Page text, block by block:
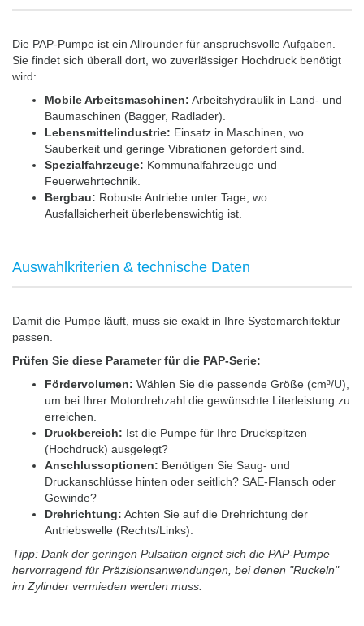
Die PAP-Pumpe ist ein Allrounder für anspruchsvolle Aufgaben.
Sie findet sich überall dort, wo zuverlässiger Hochdruck benötigt
wird:
Mobile Arbeitsmaschinen: Arbeitshydraulik in Land- und
Baumaschinen (Bagger, Radlader).
Lebensmittelindustrie: Einsatz in Maschinen, wo
Sauberkeit und geringe Vibrationen gefordert sind.
Spezialfahrzeuge: Kommunalfahrzeuge und
Feuerwehrtechnik.
Bergbau: Robuste Antriebe unter Tage, wo
Ausfallsicherheit überlebenswichtig ist.
Auswahlkriterien & technische Daten
Damit die Pumpe läuft, muss sie exakt in Ihre Systemarchitektur
passen.
Prüfen Sie diese Parameter für die PAP-Serie:
Fördervolumen: Wählen Sie die passende Größe (cm³/U),
um bei Ihrer Motordrehzahl die gewünschte Literleistung zu
erreichen.
Druckbereich: Ist die Pumpe für Ihre Druckspitzen
(Hochdruck) ausgelegt?
Anschlussoptionen: Benötigen Sie Saug- und
Druckanschlüsse hinten oder seitlich? SAE-Flansch oder
Gewinde?
Drehrichtung: Achten Sie auf die Drehrichtung der
Antriebswelle (Rechts/Links).
Tipp: Dank der geringen Pulsation eignet sich die PAP-Pumpe
hervorragend für Präzisionsanwendungen, bei denen "Ruckeln"
im Zylinder vermieden werden muss.